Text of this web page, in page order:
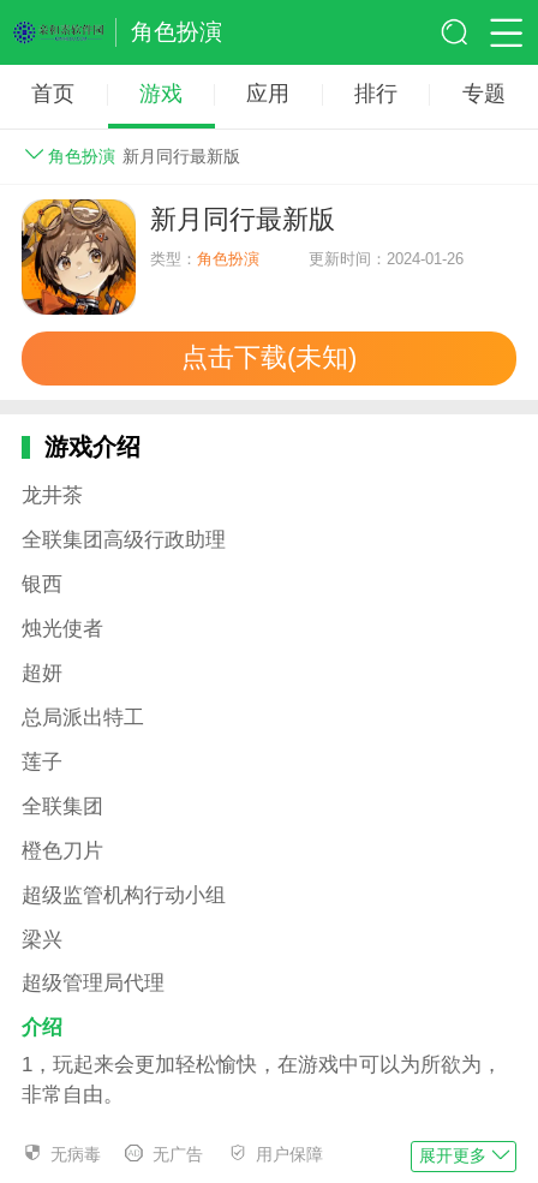
角色扮演
首页 游戏 应用 排行 专题
角色扮演 新月同行最新版
新月同行最新版
类型：角色扮演 更新时间：2024-01-26
点击下载(未知)
游戏介绍
龙井茶
全联集团高级行政助理
银西
烛光使者
超妍
总局派出特工
莲子
全联集团
橙色刀片
超级监管机构行动小组
梁兴
超级管理局代理
介绍
1，玩起来会更加轻松愉快，在游戏中可以为所欲为，
非常自由。
2、在游戏中，可以自由刷怪副本，从而享受战斗的热
血和快感。
无病毒 无广告 用户保障 展开更多